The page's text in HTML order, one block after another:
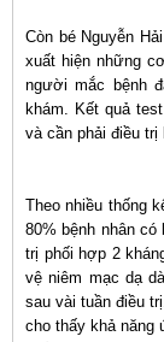
Còn bé Nguyễn
xuất hiện những
người mắc bệnh
khám. Kết quả
và cần phải điều trị
Theo nhiều thống
80% bệnh nhân
trị phối hợp 2
vệ niêm mạc dạ
sau vài tuần điều
cho thấy khả năng